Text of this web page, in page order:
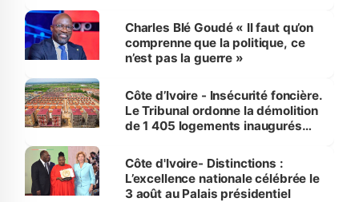
Charles Blé Goudé « Il faut qu’on
comprenne que la politique, ce
n’est pas la guerre »
Côte d’Ivoire - Insécurité foncière.
Le Tribunal ordonne la démolition
de 1 405 logements inaugurés
Bassam
Côte d'Ivoire- Distinctions :
L’excellence nationale célébrée le
3 août au Palais présidentiel